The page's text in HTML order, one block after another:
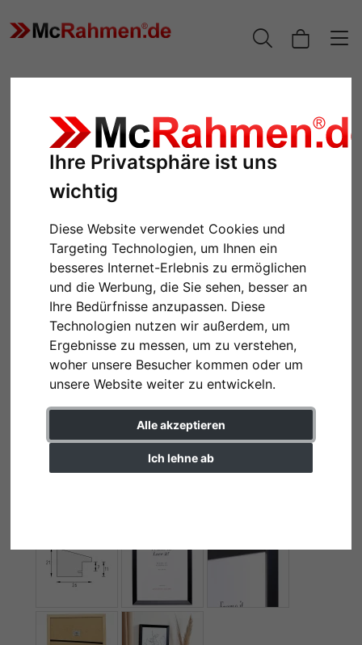
Ihre Privatsphäre ist uns
wichtig
Diese Website verwendet Cookies und
Targeting Technologien, um Ihnen ein
besseres Internet-Erlebnis zu ermöglichen
und die Werbung, die Sie sehen, besser an
Ihre Bedürfnisse anzupassen. Diese
Technologien nutzen wir außerdem, um
Ergebnisse zu messen, um zu verstehen,
woher unsere Besucher kommen oder um
unsere Website weiter zu entwickeln.
Alle akzeptieren
Ich lehne ab
Zurück